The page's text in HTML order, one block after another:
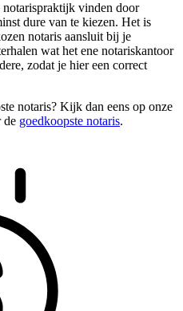
notarispraktijk vinden door
dure van te kiezen. Het is
notaris aansluit bij je
wat het ene notariskantoor
zodat je hier een correct
notaris? Kijk dan eens op onze
de goedkoopste notaris.